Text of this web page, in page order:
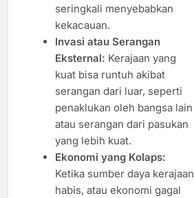
seringkali menyebabkan
kekacauan.
Invasi atau Serangan
Eksternal: Kerajaan yang
kuat bisa runtuh akibat
serangan dari luar, seperti
penaklukan oleh bangsa lain
atau serangan dari pasukan
yang lebih kuat.
Ekonomi yang Kolaps:
Ketika sumber daya kerajaan
habis, atau ekonomi gagal